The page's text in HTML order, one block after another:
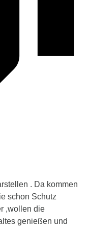
. Da kommen
schon Schutz
,wollen die
genießen und